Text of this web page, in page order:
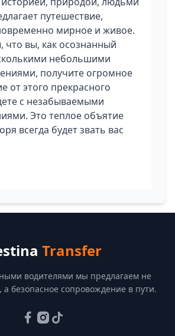
путешествие,
мирное и живое.
вы, как осознанный
небольшими
получите огромное
от этого прекрасного
с незабываемыми
Это теплое объятие
всегда будет звать вас
Transfer
водителями мы предлагаем не
а безопасное сопровождение в пути.